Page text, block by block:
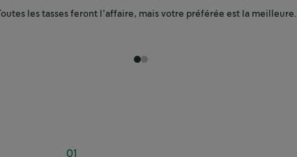
Toutes les tasses feront l’affaire, mais votre préférée est la meilleure.
1
01